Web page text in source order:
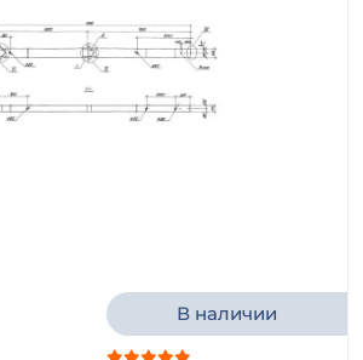
В наличии